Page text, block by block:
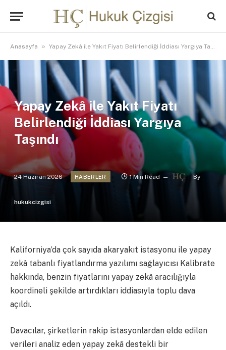
Anasayfa » Yapay Zekâ ile Yakıt Fiyatı Belirlendiği İddiası Yargıya Taşındı
Yapay Zekâ ile Yakıt Fiyatı
Belirlendiği İddiası Yargıya
Taşındı
24 Haziran 2026 HABERLER 1 Min Read By
hukukcizgisi
Kaliforniya’da çok sayıda akaryakıt istasyonu ile yapay
zekâ tabanlı fiyatlandırma yazılımı sağlayıcısı Kalibrate
hakkında, benzin fiyatlarını yapay zekâ aracılığıyla
koordineli şekilde artırdıkları iddiasıyla toplu dava
açıldı.
Davacılar, şirketlerin rakip istasyonlardan elde edilen
verileri analiz eden yapay zekâ destekli bir